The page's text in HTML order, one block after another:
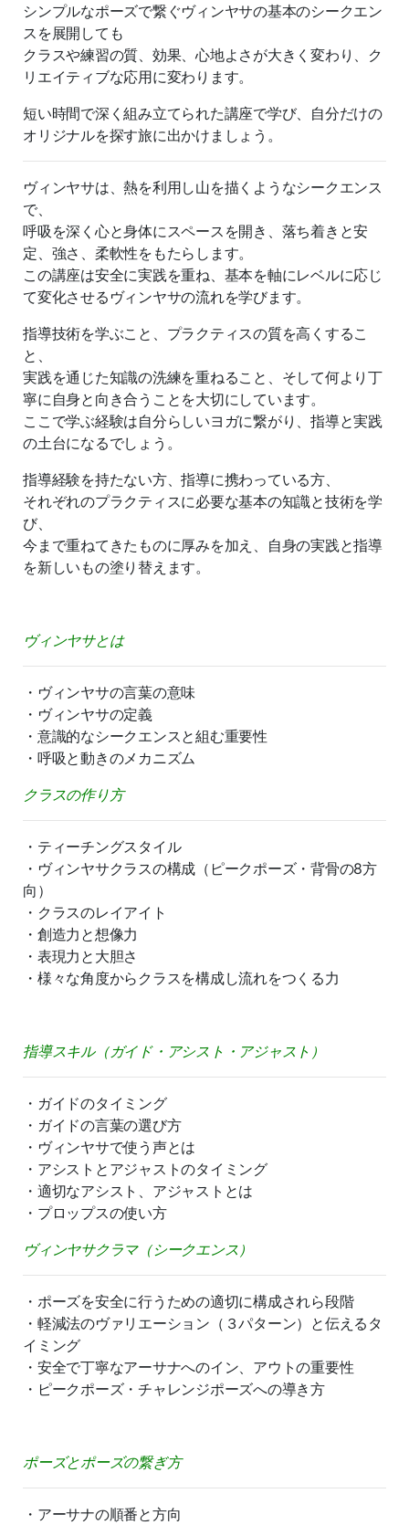
シンプルなポーズで繋ぐヴィンヤサの基本のシークエン
スを展開しても
クラスや練習の質、効果、心地よさが大きく変わり、ク
リエイティブな応用に変わります。
短い時間で深く組み立てられた講座で学び、自分だけの
オリジナルを探す旅に出かけましょう。
ヴィンヤサは、熱を利用し山を描くようなシークエンス
で、
呼吸を深く心と身体にスペースを開き、落ち着きと安
定、強さ、柔軟性をもたらします。
この講座は安全に実践を重ね、基本を軸にレベルに応じ
て変化させるヴィンヤサの流れを学びます。
指導技術を学ぶこと、プラクティスの質を高くするこ
と、
実践を通じた知識の洗練を重ねること、そして何より丁
寧に自身と向き合うことを大切にしています。
ここで学ぶ経験は自分らしいヨガに繋がり、指導と実践
の土台になるでしょう。
指導経験を持たない方、指導に携わっている方、
それぞれのプラクティスに必要な基本の知識と技術を学
び、
今まで重ねてきたものに厚みを加え、自身の実践と指導
を新しいもの塗り替えます。
ヴィンヤサとは
・ヴィンヤサの言葉の意味
・ヴィンヤサの定義
・意識的なシークエンスと組む重要性
・呼吸と動きのメカニズム
クラスの作り方
・ティーチングスタイル
・ヴィンヤサクラスの構成（ピークポーズ・背骨の8方
向）
・クラスのレイアイト
・創造力と想像力
・表現力と大胆さ
・様々な角度からクラスを構成し流れをつくる力
指導スキル（ガイド・アシスト・アジャスト）
・ガイドのタイミング
・ガイドの言葉の選び方
・ヴィンヤサで使う声とは
・アシストとアジャストのタイミング
・適切なアシスト、アジャストとは
・プロップスの使い方
ヴィンヤサクラマ（シークエンス）
・ポーズを安全に行うための適切に構成されら段階
・軽減法のヴァリエーション（３パターン）と伝えるタ
イミング
・安全で丁寧なアーサナへのイン、アウトの重要性
・ピークポーズ・チャレンジポーズへの導き方
ポーズとポーズの繋ぎ方
・アーサナの順番と方向